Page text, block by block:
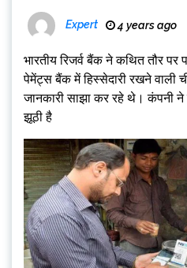
Expert 4 years ago
भारतीय रिजर्व बैंक ने कथित तौर पर
पेमेंट्स बैंक में हिस्सेदारी रखने
जानकारी साझा कर रहे थे। कंपनी ने
झूठी है